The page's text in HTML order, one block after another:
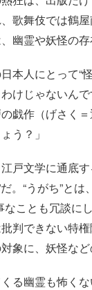
歌舞伎では鶴
幽霊や妖怪の
日本人にとって
けじゃないん
戯作（げさく
う？」
戸文学に通底
だ。“うがち”と
なことも冗談に
判できない特
象に、妖怪な
くる幽霊も怖く